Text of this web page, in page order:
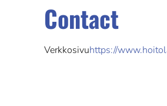
Contact
Verkkosivuhttps://